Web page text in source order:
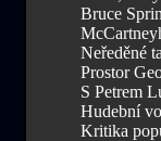
Bruce
Neředěné
Prostor
S Petrem
Hudební
Kritika